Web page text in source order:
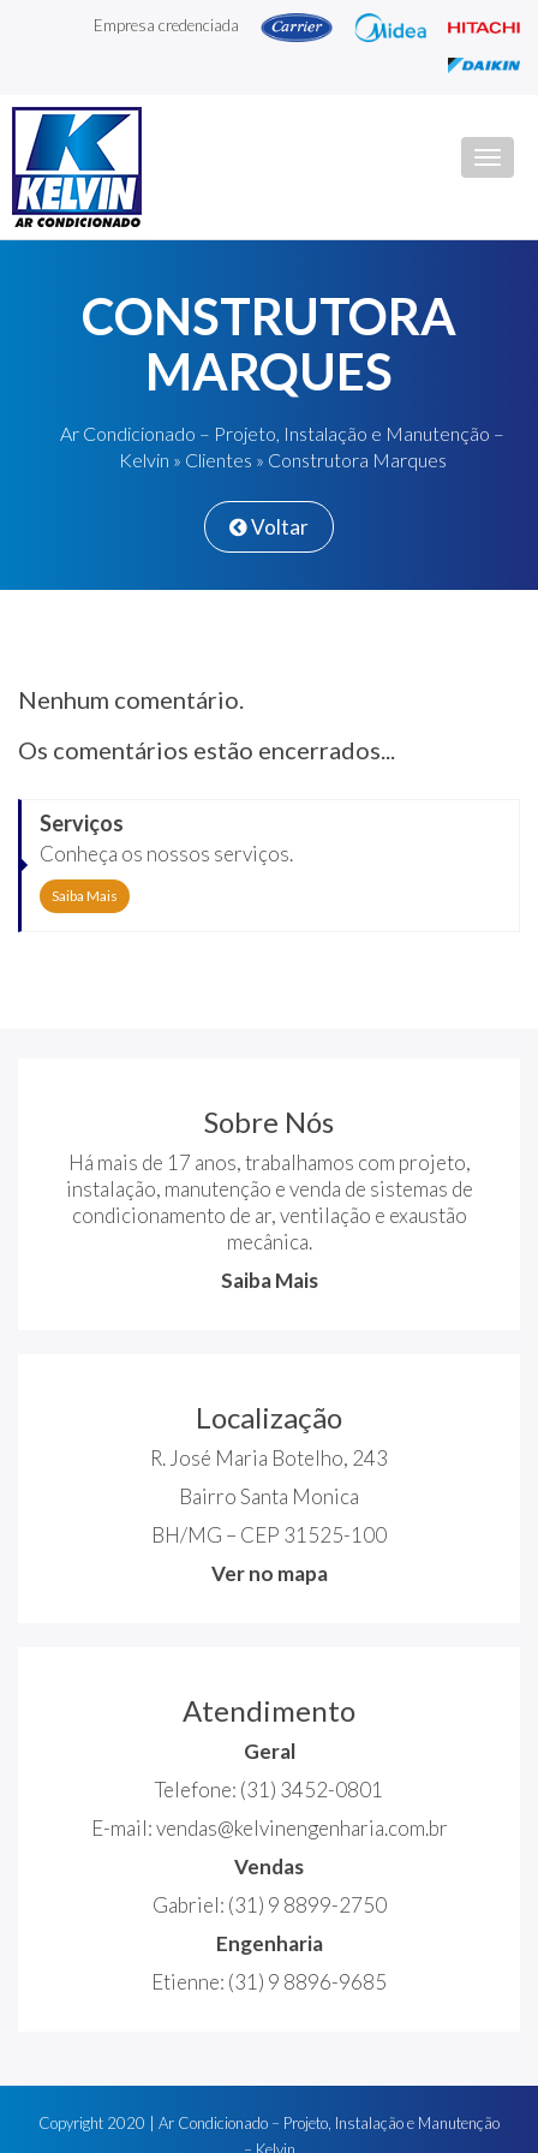
Empresa credenciada
CONSTRUTORA
MARQUES
Ar Condicionado – Projeto, Instalação e Manutenção –
Kelvin » Clientes » Construtora Marques
Voltar
Nenhum comentário.
Os comentários estão encerrados...
Serviços
Conheça os nossos serviços.
Saiba Mais
Sobre Nós
Há mais de 17 anos, trabalhamos com projeto,
instalação, manutenção e venda de sistemas de
condicionamento de ar, ventilação e exaustão
mecânica.
Saiba Mais
Localização
R. José Maria Botelho, 243
Bairro Santa Monica
BH/MG – CEP 31525-100
Ver no mapa
Atendimento
Geral
Telefone: (31) 3452-0801
E-mail:vendas@kelvinengenharia.com.br
Vendas
Gabriel: (31) 9 8899-2750
Engenharia
Etienne: (31) 9 8896-9685
Copyright 2020 | Ar Condicionado – Projeto, Instalação e Manutenção